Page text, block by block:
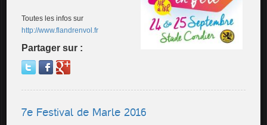
Toutes les infos sur
http://www.flandrenvol.fr
Partager sur :
7e Festival de Marle 2016